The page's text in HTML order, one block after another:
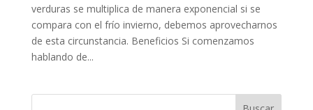
verduras se multiplica de manera exponencial si se
compara con el frío invierno, debemos aprovecharnos
de esta circunstancia. Beneficios Si comenzamos
hablando de...